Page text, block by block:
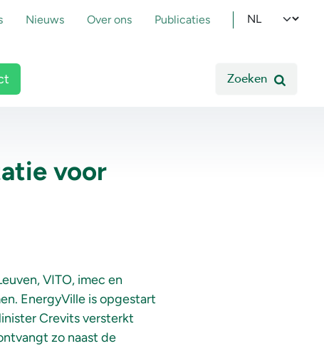
Nieuws Over ons Publicaties Select your
Zoeken
voor
VITO, imec en
EnergyVille is opgestart
Crevits versterkt
zo naast de